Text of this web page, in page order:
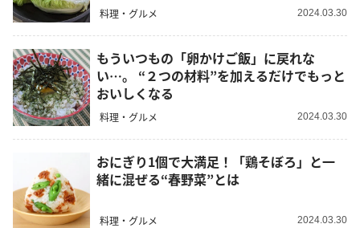
料理・グルメ 2024.03.30
もういつもの「卵かけご飯」に戻れな
い…。 “２つの材料”を加えるだけでもっと
おいしくなる
料理・グルメ 2024.03.30
おにぎり1個で大満足！「鶏そぼろ」と一
緒に混ぜる“春野菜”とは
料理・グルメ 2024.03.30